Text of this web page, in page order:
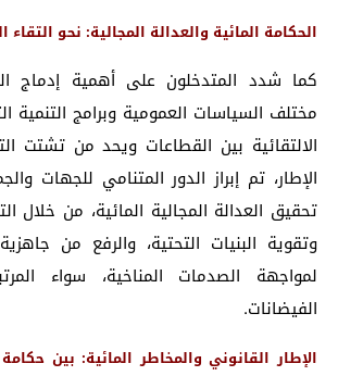
الحكامة المائية والعدالة المجالية: نحو
كما شدد المتدخلون على أهمية إدماج
مختلف السياسات العمومية وبرامج التنمية
الالتقائية بين القطاعات ويحد من تشتت
الإطار، تم إبراز الدور المتنامي للجهات
تحقيق العدالة المجالية المائية، من خلال
وتقوية البنيات التحتية، والرفع من جاهزية
لمواجهة الصدمات المناخية، سواء
الفيضانات.
الإطار القانوني والمخاطر المائية: بين